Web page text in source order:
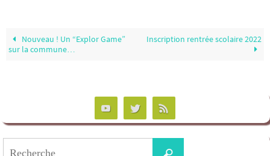
Nouveau ! Un “Explor Game”
sur la commune…
Inscription rentrée scolaire 2022